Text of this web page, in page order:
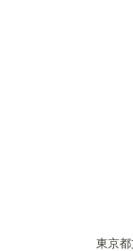
東京